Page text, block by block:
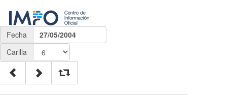
Fecha
27/05/2004
Carilla